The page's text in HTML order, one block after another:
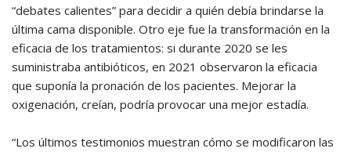
“debates calientes” para decidir a quién debía brindarse la
última cama disponible. Otro eje fue la transformación en la
eficacia de los tratamientos: si durante 2020 se les
suministraba antibióticos, en 2021 observaron la eficacia
que suponía la pronación de los pacientes. Mejorar la
oxigenación, creían, podría provocar una mejor estadía.
“Los últimos testimonios muestran cómo se modificaron las